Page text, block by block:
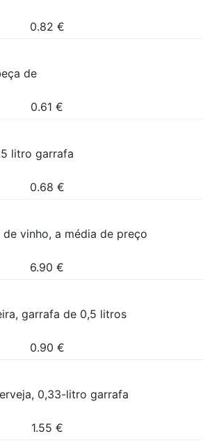
0.82 €
de
0.61 €
litro garrafa
0.68 €
vinho, a média de preço
6.90 €
garrafa de 0,5 litros
0.90 €
0,33-litro garrafa
1.55 €